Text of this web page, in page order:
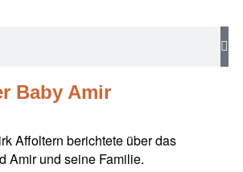
Baby Amir
Affoltern berichtete über das
Amir und seine Familie.